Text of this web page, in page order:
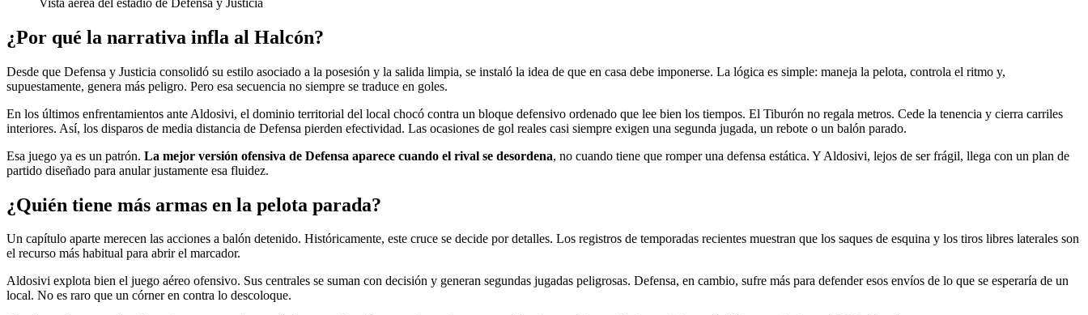
¿Por qué la narrativa infla al Halcón?
Desde que Defensa y Justicia consolidó su estilo asociado a la posesión y la salida limpia, se instaló la idea de que en casa debe imponerse. La lógica es simple: maneja la pelota, controla el ritmo y,
supuestamente, genera más peligro. Pero esa secuencia no siempre se traduce en goles.
En los últimos enfrentamientos ante Aldosivi, el dominio territorial del local chocó contra un bloque defensivo ordenado que lee bien los tiempos. El Tiburón no regala metros. Cede la tenencia y cierra carriles
interiores. Así, los disparos de media distancia de Defensa pierden efectividad. Las ocasiones de gol reales casi siempre exigen una segunda jugada, un rebote o un balón parado.
Esa juego ya es un patrón. La mejor versión ofensiva de Defensa aparece cuando el rival se desordena, no cuando tiene que romper una defensa estática. Y Aldosivi, lejos de ser frágil, llega con un plan de
partido diseñado para anular justamente esa fluidez.
¿Quién tiene más armas en la pelota parada?
Un capítulo aparte merecen las acciones a balón detenido. Históricamente, este cruce se decide por detalles. Los registros de temporadas recientes muestran que los saques de esquina y los tiros libres laterales son
el recurso más habitual para abrir el marcador.
Aldosivi explota bien el juego aéreo ofensivo. Sus centrales se suman con decisión y generan segundas jugadas peligrosas. Defensa, en cambio, sufre más para defender esos envíos de lo que se esperaría de un
local. No es raro que un córner en contra lo descoloque.